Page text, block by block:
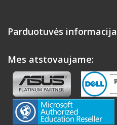
Parduotuvės informacija
Mes atstovaujame: